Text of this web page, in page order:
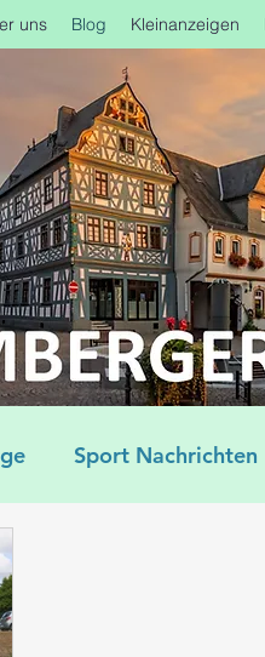
uns Blog Kleinanzeigen
Sport Nachrichten